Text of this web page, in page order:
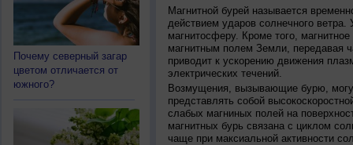
Почему северный загар
цветом отличается от
южного?
Магнитной бурей называется
действием ударов солнечного ветра.
магнитосферу. Кроме того,
магнитным полем Земли, передавая
приводит к ускорению движения
электрических течений.
Возмущения, вызывающие бурю,
представлять собой
слабых магниных полей на
магнитных бурь связана с циклом
чаще при максиальной активности